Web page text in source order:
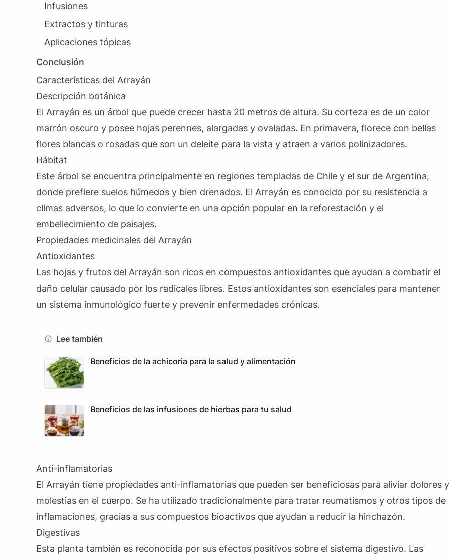
Infusiones
Extractos y tinturas
Aplicaciones tópicas
Conclusión
Características del Arrayán
Descripción botánica
El Arrayán es un árbol que puede crecer hasta 20 metros de altura. Su corteza es de un color
marrón oscuro y posee hojas perennes, alargadas y ovaladas. En primavera, florece con bellas
flores blancas o rosadas que son un deleite para la vista y atraen a varios polinizadores.
Hábitat
Este árbol se encuentra principalmente en regiones templadas de Chile y el sur de Argentina,
donde prefiere suelos húmedos y bien drenados. El Arrayán es conocido por su resistencia a
climas adversos, lo que lo convierte en una opción popular en la reforestación y el
embellecimiento de paisajes.
Propiedades medicinales del Arrayán
Antioxidantes
Las hojas y frutos del Arrayán son ricos en compuestos antioxidantes que ayudan a combatir el
daño celular causado por los radicales libres. Estos antioxidantes son esenciales para mantener
un sistema inmunológico fuerte y prevenir enfermedades crónicas.
Lee también
Beneficios de la achicoria para la salud y alimentación
Beneficios de las infusiones de hierbas para tu salud
Anti-inflamatorias
El Arrayán tiene propiedades anti-inflamatorias que pueden ser beneficiosas para aliviar dolores y
molestias en el cuerpo. Se ha utilizado tradicionalmente para tratar reumatismos y otros tipos de
inflamaciones, gracias a sus compuestos bioactivos que ayudan a reducir la hinchazón.
Digestivas
Esta planta también es reconocida por sus efectos positivos sobre el sistema digestivo. Las